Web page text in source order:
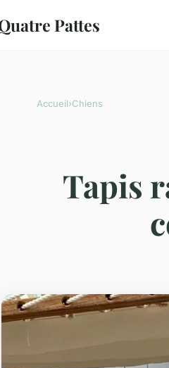
Pattes
Accueil›Chiens
Tapis